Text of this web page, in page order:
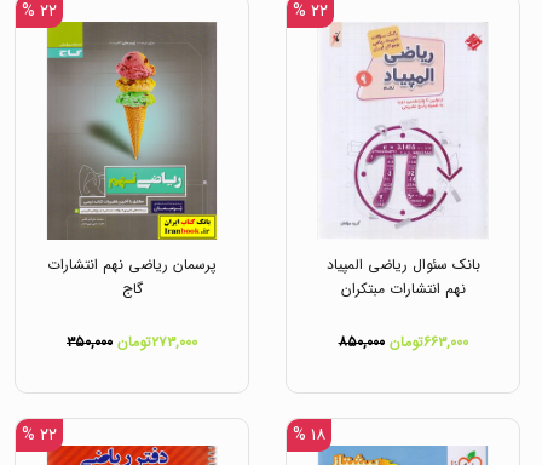
۲۲ %
بانک سئوال ریاضی المپیاد
نهم انتشارات مبتکران
۶۶۳,۰۰۰تومان ۸۵۰,۰۰۰
۲۲ %
پرسمان ریاضی نهم انتشارات
گاج
۲۷۳,۰۰۰تومان ۳۵۰,۰۰۰
۱۸ % ۲۲ %